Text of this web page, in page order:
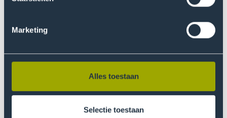
Marketing
Alles toestaan
Selectie toestaan
steeds meer aandacht voor de complexiteit van het
gezondheidsverschillen. In die beleidsdocumenten
wordt meer uitgelegd over wat er achter het probleem
van gezondheidsverschillen zit. Dus dat het niet alleen
door individuele keuzes komt, maar ook door
bijvoorbeeld armoede, slechte huisvesting en trauma.